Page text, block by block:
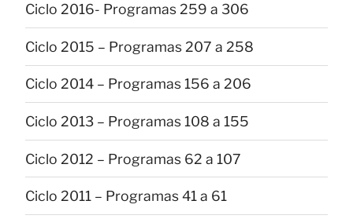
Ciclo 2016- Programas 259 a 306
Ciclo 2015 – Programas 207 a 258
Ciclo 2014 – Programas 156 a 206
Ciclo 2013 – Programas 108 a 155
Ciclo 2012 – Programas 62 a 107
Ciclo 2011 – Programas 41 a 61